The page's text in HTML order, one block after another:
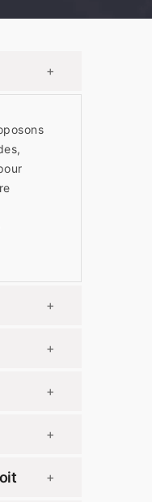
+
+
+
+
+
+